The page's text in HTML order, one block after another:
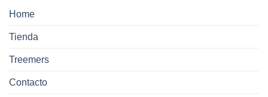
Home
Tienda
Treemers
Contacto